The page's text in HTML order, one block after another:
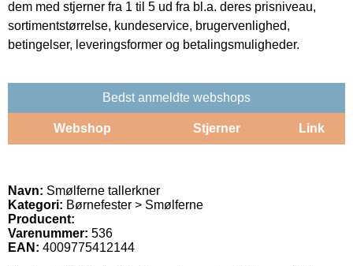
dem med stjerner fra 1 til 5 ud fra bl.a. deres prisniveau,
sortimentstørrelse, kundeservice, brugervenlighed,
betingelser, leveringsformer og betalingsmuligheder.
Bedst anmeldte webshops
Webshop Stjerner Link
Navn: Smølferne tallerkner
Kategori: Børnefester > Smølferne
Producent:
Varenummer: 536
EAN: 4009775412144